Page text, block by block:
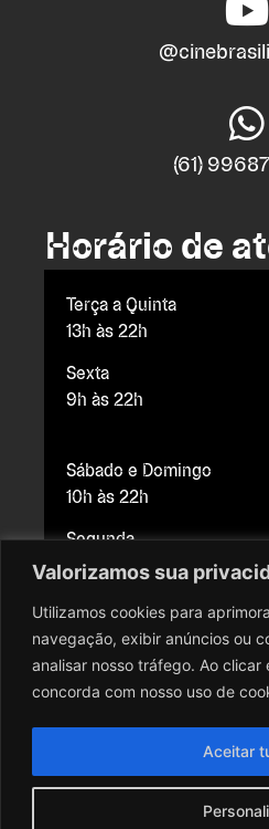
Valorizamos sua
Utilizamos cookies para
navegação, exibir anúncios ou
analisar nosso tráfego. Ao clicar
concorda com nosso uso de
Aceitar
(61)
Horário de
Terça a Quinta
13h às 22h
Sexta
9h às 22h
Sábado e Domingo
10h às 22h
Segunda
Fechado para
Copyright © 2026 Cine Brasília.
Todo o conteúdo do site, todas
dress, aqui veiculados são de
Brasília. É vedada qualquer
qualquer elemento de identidade,